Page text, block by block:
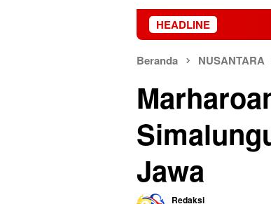
HEADLINE
Beranda NUSANTARA
Jawa
Redaksi